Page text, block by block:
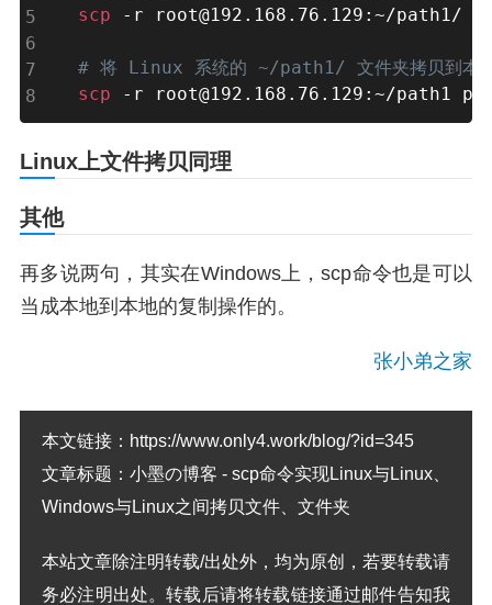
scp -r root@192.168.76.129:~/path1/
# 将 Linux 系统的 ~/path1/ 文件夹拷贝到本
scp -r root@192.168.76.129:~/path1
Linux上文件拷贝同理
其他
再多说两句，其实在Windows上，scp命令也是可以
当成本地到本地的复制操作的。
张小弟之家
本文链接： https://www.only4.work/blog/?id=345
文章标题： 小墨の博客 - scp命令实现Linux与Linux、
Windows与Linux之间拷贝文件、文件夹
本站文章除注明转载/出处外，均为原创，若要转载请
务必注明出处。转载后请将转载链接通过邮件告知我